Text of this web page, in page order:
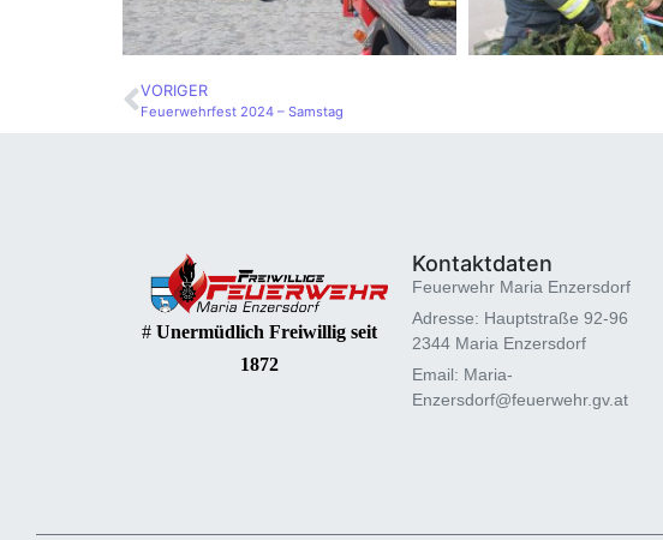
VORIGER
Feuerwehrfest 2024 – Samstag
# Unermüdlich Freiwillig seit
1872
Kontaktdaten
Feuerwehr Maria Enzersdorf
Adresse: Hauptstraße 92-96
2344 Maria Enzersdorf
Email: Maria-
Enzersdorf@feuerwehr.gv.at